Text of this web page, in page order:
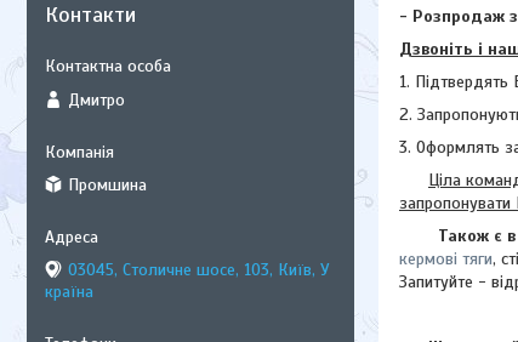
- Розпродаж
Дзвоніть і
1. Підтвердять
2.
3. Оформлять
Ціла
запропонувати
Також є
кермові тяги,
Запитуйте -
Контакти
Дмитро
Промшина
03045, Столичне шосе, 103, Київ, У
країна